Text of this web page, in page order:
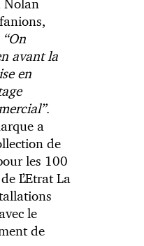
Nolan
“On
avant la
en
.
a
de
les 100
L’Etrat La
le
de